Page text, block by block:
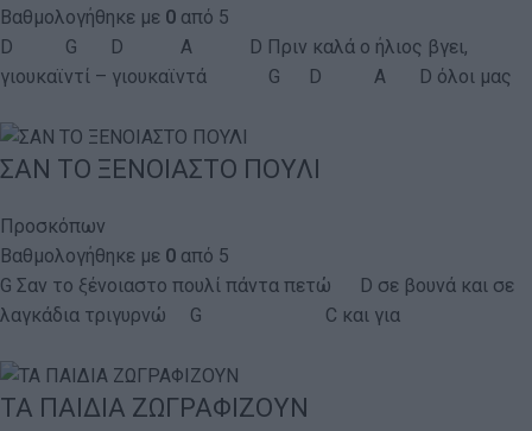
Βαθμολογήθηκε με 0 από 5
D G D A D Πριν καλά ο ήλιος βγει,
γιουκαϊντί – γιουκαϊντά G D A D όλοι μας
ΣΑΝ ΤΟ ΞΕΝΟΙΑΣΤΟ ΠΟΥΛΙ
Προσκόπων
Βαθμολογήθηκε με 0 από 5
G Σαν το ξένοιαστο πουλί πάντα πετώ D σε βουνά και σε
λαγκάδια τριγυρνώ G C και για
ΤΑ ΠΑΙΔΙΑ ΖΩΓΡΑΦΙΖΟΥΝ